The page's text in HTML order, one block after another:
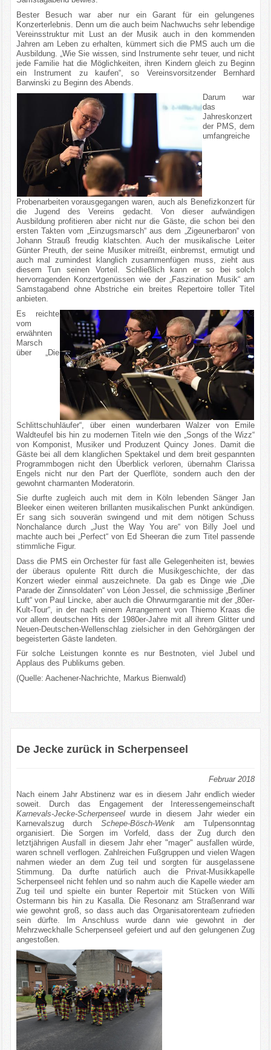
Bester Besuch war aber nur ein Garant für ein gelungenes
Konzerterlebnis. Denn um die auch beim Nachwuchs sehr lebendige
Vereinsstruktur mit Lust an der Musik auch in den kommenden
Jahren am Leben zu erhalten, kümmert sich die PMS auch um die
Ausbildung. „Wie Sie wissen, sind Instrumente sehr teuer, und nicht
jede Familie hat die Möglichkeiten, ihren Kindern gleich zu Beginn
ein Instrument zu kaufen“, so Vereinsvorsitzender Bernhard
Barwinski zu Beginn des Abends.
Darum war
das
Jahreskonzert
der PMS, dem
umfangreiche
Probenarbeiten vorausgegangen waren, auch als Benefizkonzert für
die Jugend des Vereins gedacht. Von dieser aufwändigen
Ausbildung profitieren aber nicht nur die Gäste, die schon bei den
ersten Takten vom „Einzugsmarsch“ aus dem „Zigeunerbaron“ von
Johann Strauß freudig klatschten. Auch der musikalische Leiter
Günter Preuth, der seine Musiker mitreißt, einbremst, ermutigt und
auch mal zumindest klanglich zusammenfügen muss, zieht aus
diesem Tun seinen Vorteil. Schließlich kann er so bei solch
hervorragenden Konzertgenüssen wie der „Faszination Musik“ am
Samstagabend ohne Abstriche ein breites Repertoire toller Titel
anbieten.
Es reichte
vom
erwähnten
Marsch
über „Die
Schlittschuhläufer“, über einen wunderbaren Walzer von Emile
Waldteufel bis hin zu modernen Titeln wie den „Songs of the Wizz“
von Komponist, Musiker und Produzent Quincy Jones. Damit die
Gäste bei all dem klanglichen Spektakel und dem breit gespannten
Programmbogen nicht den Überblick verloren, übernahm Clarissa
Engels nicht nur den Part der Querflöte, sondern auch den der
gewohnt charmanten Moderatorin.
Sie durfte zugleich auch mit dem in Köln lebenden Sänger Jan
Bleeker einen weiteren brillanten musikalischen Punkt ankündigen.
Er sang sich souverän swingend und mit dem nötigen Schuss
Nonchalance durch „Just the Way You are“ von Billy Joel und
machte auch bei „Perfect“ von Ed Sheeran die zum Titel passende
stimmliche Figur.
Dass die PMS ein Orchester für fast alle Gelegenheiten ist, bewies
der überaus opulente Ritt durch die Musikgeschichte, der das
Konzert wieder einmal auszeichnete. Da gab es Dinge wie „Die
Parade der Zinnsoldaten“ von Léon Jessel, die schmissige „Berliner
Luft“ von Paul Lincke, aber auch die Ohrwurmgarantie mit der „80er-
Kult-Tour“, in der nach einem Arrangement von Thiemo Kraas die
vor allem deutschen Hits der 1980er-Jahre mit all ihrem Glitter und
Neuen-Deutschen-Wellenschlag zielsicher in den Gehörgängen der
begeisterten Gäste landeten.
Für solche Leistungen konnte es nur Bestnoten, viel Jubel und
Applaus des Publikums geben.
(Quelle: Aachener-Nachrichte, Markus Bienwald)
De Jecke zurück in Scherpenseel
Februar 2018
Nach einem Jahr Abstinenz war es in diesem Jahr endlich wieder
soweit. Durch das Engagement der Interessengemeinschaft
Karnevals-Jecke-Scherpenseelwurde in diesem Jahr wieder ein
Karnevalszug durch Schepe-Bösch-Wenk am Tulpensonntag
organisiert. Die Sorgen im Vorfeld, dass der Zug durch den
letztjährigen Ausfall in diesem Jahr eher "mager" ausfallen würde,
waren schnell verflogen. Zahlreichen Fußgruppen und vielen Wagen
nahmen wieder an dem Zug teil und sorgten für ausgelassene
Stimmung. Da durfte natürlich auch die Privat-Musikkapelle
Scherpenseel nicht fehlen und so nahm auch die Kapelle wieder am
Zug teil und spielte ein bunter Repertoir mit Stücken von Willi
Ostermann bis hin zu Kasalla. Die Resonanz am Straßenrand war
wie gewohnt groß, so dass auch das Organisatorenteam zufrieden
sein dürfte. Im Anschluss wurde dann wie gewohnt in der
Mehrzweckhalle Scherpenseel gefeiert und auf den gelungenen Zug
angestoßen.